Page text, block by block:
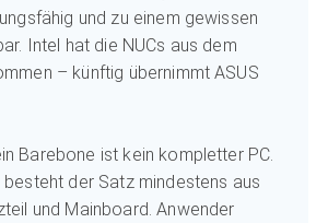
und zu einem gewissen
Intel hat die NUCs aus dem
– künftig übernimmt ASUS
Barebone ist kein kompletter PC.
besteht der Satz mindestens aus
und Mainboard. Anwender